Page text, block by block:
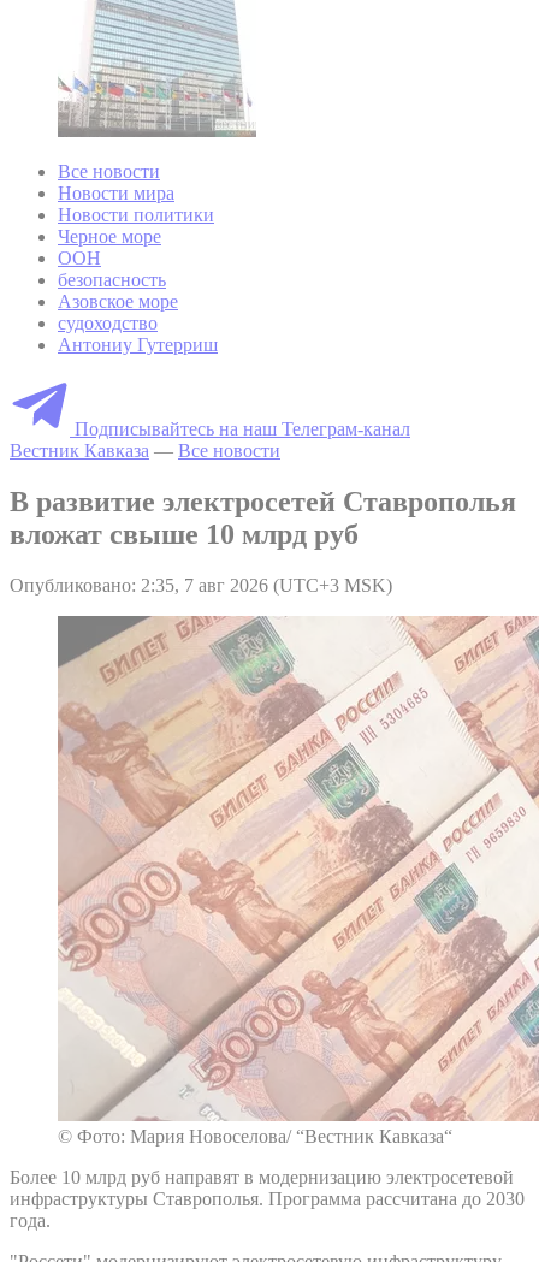
Все новости
Новости мира
Новости политики
Черное море
ООН
безопасность
Азовское море
судоходство
Антониу Гутерриш
Подписывайтесь на наш Телеграм-канал
Вестник Кавказа — Все новости
В развитие электросетей Ставрополья
вложат свыше 10 млрд руб
Опубликовано: 2:35, 7 авг 2026 (UTC+3 MSK)
© Фото: Мария Новоселова/ “Вестник Кавказа“
Более 10 млрд руб направят в модернизацию электросетевой
инфраструктуры Ставрополья. Программа рассчитана до 2030
года.